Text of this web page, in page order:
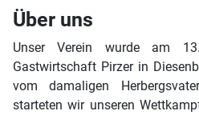
Über uns
Unser Verein wurde am
Gastwirtschaft Pirzer in
vom damaligen
starteten wir unseren